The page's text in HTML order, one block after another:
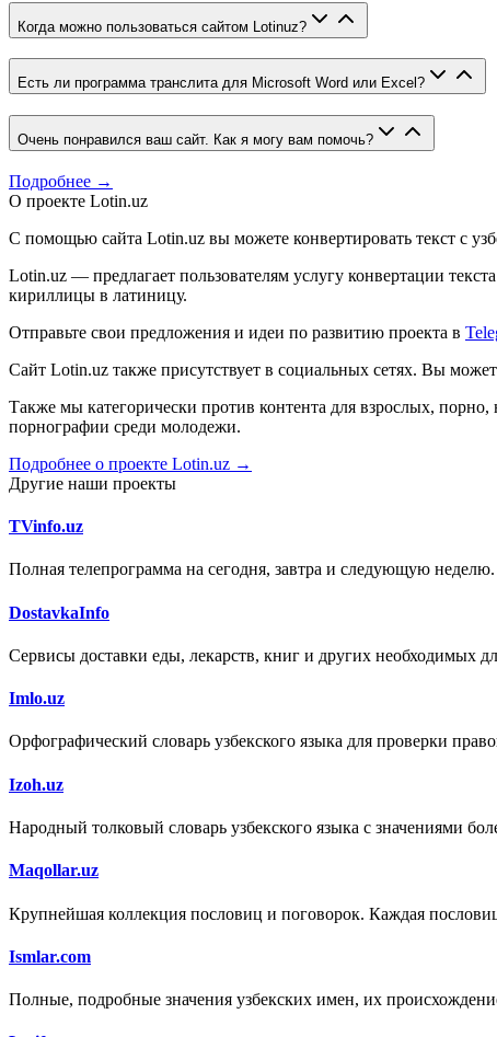
Когда можно пользоваться сайтом Lotinuz?
Есть ли программа транслита для Microsoft Word или Excel?
Очень понравился ваш сайт. Как я могу вам помочь?
Подробнее →
О проекте Lotin.uz
С помощью сайта Lotin.uz вы можете конвертировать текст с
Lotin.uz — предлагает пользователям услугу конвертации
кириллицы в латиницу.
Отправьте свои предложения и идеи по развитию проекта в
Сайт Lotin.uz также присутствует в социальных сетях. Вы
Также мы категорически против контента для взрослых,
порнографии среди молодежи.
Подробнее о проекте Lotin.uz →
Другие наши проекты
TVinfo.uz
Полная телепрограмма на сегодня, завтра и следующую неделю.
DostavkaInfo
Сервисы доставки еды, лекарств, книг и других необходимых
Imlo.uz
Орфографический словарь узбекского языка для проверки
Izoh.uz
Народный толковый словарь узбекского языка с значениями
Maqollar.uz
Крупнейшая коллекция пословиц и поговорок. Каждая
Ismlar.com
Полные, подробные значения узбекских имен, их